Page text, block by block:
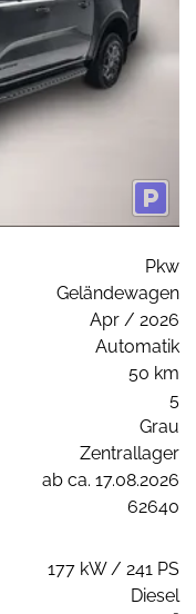
Pkw
Geländewagen
Apr / 2026
Automatik
50 km
5
Grau
Zentrallager
ab ca. 17.08.2026
62640
177 kW / 241 PS
Diesel